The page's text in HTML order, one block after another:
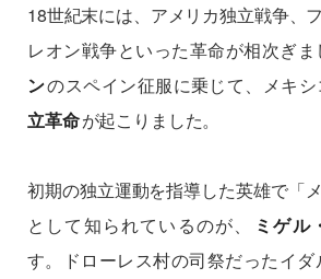
18世紀末には、アメリカ独立戦争、
レオン戦争といった革命が相次ぎま
ンのスペイン征服に乗じて、メキシ
立革命が起こりました。
初期の独立運動を指導した英雄で「
として知られているのが、
ミゲル
す。ドローレス村の司祭だったイ